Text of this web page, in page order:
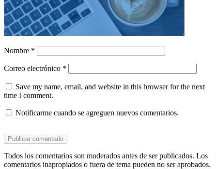
Nombre *
Correo electrónico *
Save my name, email, and website in this browser for the next
time I comment.
Notificarme cuando se agreguen nuevos comentarios.
Todos los comentarios son moderados antes de ser publicados. Los
comentarios inapropiados o fuera de tema pueden no ser aprobados.